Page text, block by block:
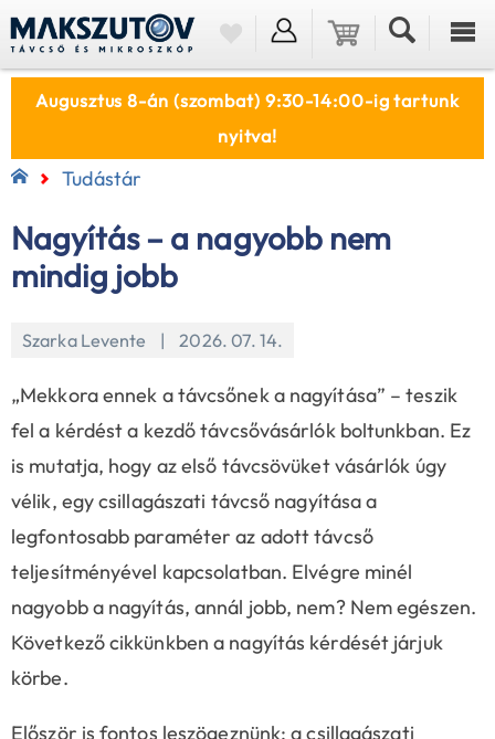
Augusztus 8-án (szombat) 9:30-14:00-ig tartunk
nyitva!
Tudástár
Nagyítás – a nagyobb nem
mindig jobb
Szarka Levente | 2026. 07. 14.
„Mekkora ennek a távcsőnek a nagyítása” – teszik
fel a kérdést a kezdő távcsővásárlók boltunkban. Ez
is mutatja, hogy az első távcsövüket vásárlók úgy
vélik, egy csillagászati távcső nagyítása a
legfontosabb paraméter az adott távcső
teljesítményével kapcsolatban. Elvégre minél
nagyobb a nagyítás, annál jobb, nem? Nem egészen.
Következő cikkünkben a nagyítás kérdését járjuk
körbe.
Először is fontos leszögeznünk: a csillagászati